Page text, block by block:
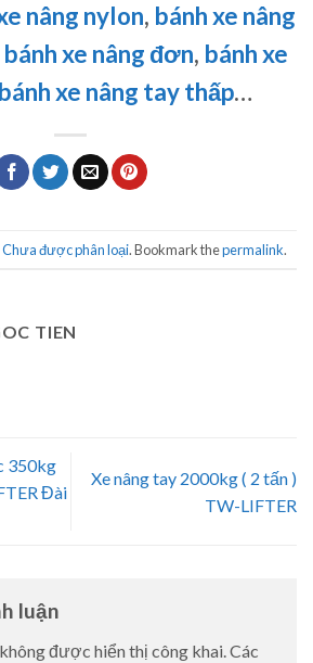
nâng nylon, bánh xe nâng
bánh xe nâng đơn, bánh xe
xe nâng tay thấp…
Chưa được phân loại. Bookmark thepermalink.
TIEN
350kg
Đài
Xe nâng tay 2000kg ( 2 tấn )
TW-LIFTER
luận
được hiển thị công khai.Các